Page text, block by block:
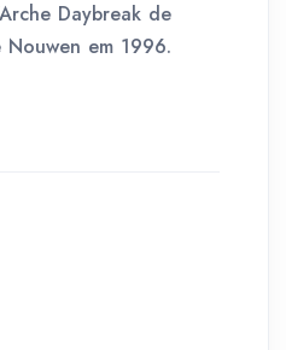
Daybreak de
em 1996.